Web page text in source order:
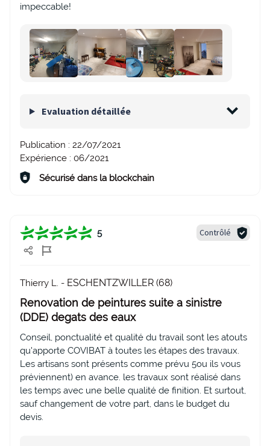
impeccable!
Evaluation détaillée
Publication : 22/07/2021
Expérience : 06/2021
Sécurisé dans la blockchain
5 Contrôlé
Thierry L. - ESCHENTZWILLER (68)
Renovation de peintures suite a sinistre
(DDE) degats des eaux
Conseil, ponctualité et qualité du travail sont les atouts
qu'apporte COVIBAT à toutes les étapes des travaux.
Les artisans sont présents comme prévu 5ou ils vous
préviennent) en avance. les travaux sont réalisé dans
les temps avec une belle qualité de finition. Et surtout,
sauf changement de votre part, dans le budget du
devis.